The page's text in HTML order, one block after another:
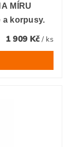
MÍRU
korpusy.
1 909 Kč / ks